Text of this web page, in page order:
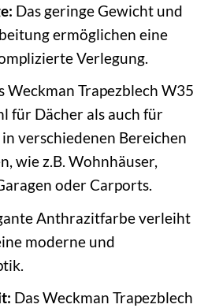
Das geringe Gewicht und
ermöglichen eine
Verlegung.
Weckman Trapezblech W35
für Dächer als auch für
verschiedenen Bereichen
wie z.B. Wohnhäuser,
oder Carports.
Anthrazitfarbe verleiht
moderne und
Das Weckman Trapezblech